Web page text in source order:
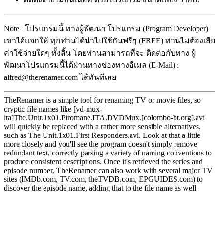
Note : โปรแกรมนี้ ทางผู้พัฒนา โปรแกรม (Program Developer)
เขาได้แจกให้ ทุกท่านได้นำไปใช้กันฟรีๆ (FREE) ท่านไม่ต้องเสีย
ค่าใช้จ่ายใดๆ ทั้งสิ้น โดยท่านสามารถที่จะ ติดต่อกับทาง ผู้
พัฒนาโปรแกรมนี้ได้ผ่านทางช่องทางอีเมล (E-Mail) :
alfred@therenamer.com ได้ทันทีเลย
TheRenamer is a simple tool for renaming TV or movie files, so
cryptic file names like [vd-mux-
ita]The.Unit.1x01.Piromane.ITA.DVDMux.[colombo-bt.org].avi
will quickly be replaced with a rather more sensible alternatives,
such as The Unit.1x01.First Responders.avi. Look at that a little
more closely and you'll see the program doesn't simply remove
redundant text, correctly parsing a variety of naming conventions to
produce consistent descriptions. Once it's retrieved the series and
episode number, TheRenamer can also work with several major TV
sites (IMDb.com, TV.com, theTVDB.com, EPGUIDES.com) to
discover the episode name, adding that to the file name as well.